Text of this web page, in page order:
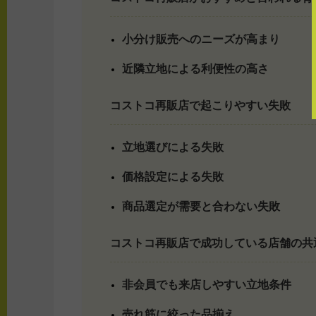
小分け販売へのニーズが高まり
近隣立地による利便性の高さ
コストコ再販店で起こりやすい失敗
立地選びによる失敗
価格設定による失敗
商品選定が需要と合わない失敗
コストコ再販店で成功している店舗の共
非会員でも来店しやすい立地条件